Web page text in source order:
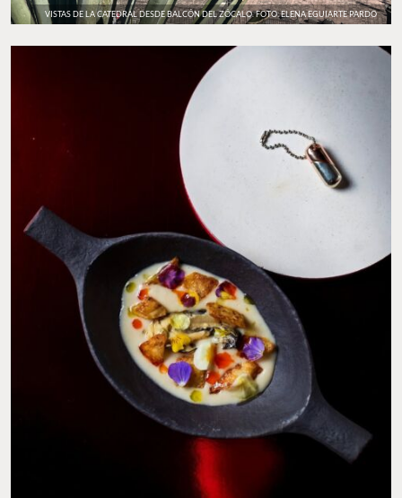
VISTAS DE LA CATEDRAL DESDE BALCÓN DEL ZÓCALO. FOTO: ELENA EGUIARTE PARDO